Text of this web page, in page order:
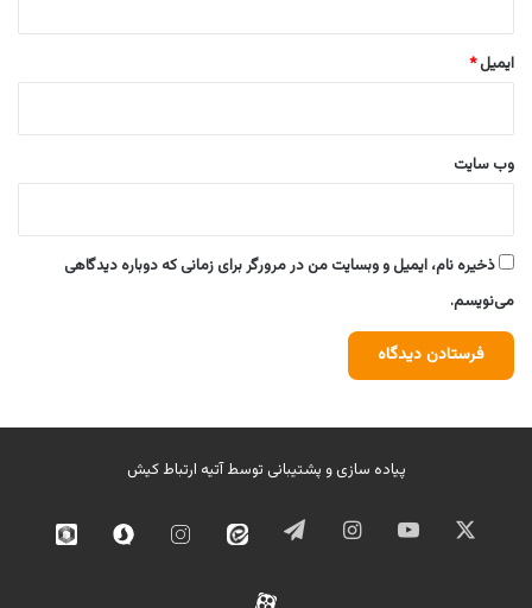
ایمیل*
وب‌ سایت
ذخیره نام، ایمیل و وبسایت من در مرورگر برای زمانی که دوباره دیدگاهی
می‌نویسم.
پیاده سازی و پشتیبانی توسطآتیه ارتباط کیش
ایکس یوتیوب اینستاگرامتلگرام ایتا
اینستاگرامسروش